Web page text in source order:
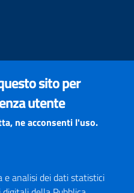
sito per
utente
ne acconsenti l'uso.
e analisi dei dati statistici